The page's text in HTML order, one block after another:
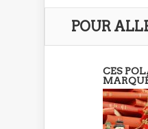
POUR
CES